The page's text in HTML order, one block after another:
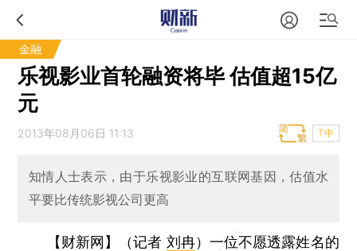
金融
乐视影业首轮融资将毕 估值超15亿
元
2013年08月06日 11:13 T中
知情人士表示，由于乐视影业的互联网基因，估值水
平要比传统影视公司更高
【财新网】（记者 刘冉） 一位不愿透露姓名的